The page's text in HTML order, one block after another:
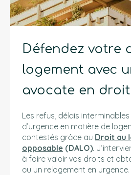
Défendez votre
logement avec
avocate en droit
Les refus, délais
d’urgence en matière de
contestés grâce au Droit au
opposable (DALO).
à faire valoir vos droits et
ou un relogement en urgence.